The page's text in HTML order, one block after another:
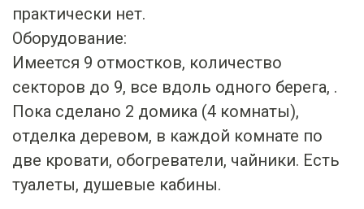
практически нет.
Оборудование:
Имеется 9 отмостков, количество
секторов до 9, все вдоль одного берега, .
Пока сделано 2 домика (4 комнаты),
отделка деревом, в каждой комнате по
две кровати, обогреватели, чайники. Есть
туалеты, душевые кабины.